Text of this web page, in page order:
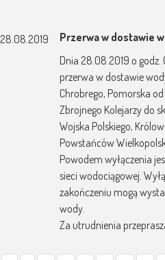
28.08.2019
Przerwa w dostawie
Dnia 28.08.2019 o
przerwa w dostawie
Chrobrego, Pomorska
Zbrojnego Kolejarzy do
Wojska Polskiego,
Powstańców
Powodem wyłączenia
sieci wodociągowej.
zakończeniu mogą
wody.
Za utrudnienia